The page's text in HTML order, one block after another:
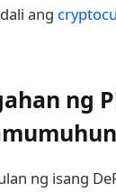
ang
ng
ng isang